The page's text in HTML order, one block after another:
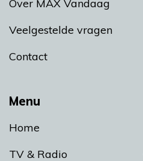
Menu
Home
TV & Radio
Over MAX Vandaag
Veelgestelde vragen
Contact